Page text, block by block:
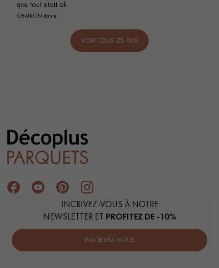
VOIR TOUS LES AVIS
INCRIVEZ-VOUS À NOTRE
NEWSLETTER ET PROFITEZ DE -10%
INSCRIVEZ-VOUS